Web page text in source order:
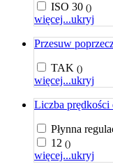
ISO 30 ()
więcej...ukryj
Przesuw
TAK ()
więcej...ukryj
Liczba prędkości
Płynna
12 ()
więcej...ukryj